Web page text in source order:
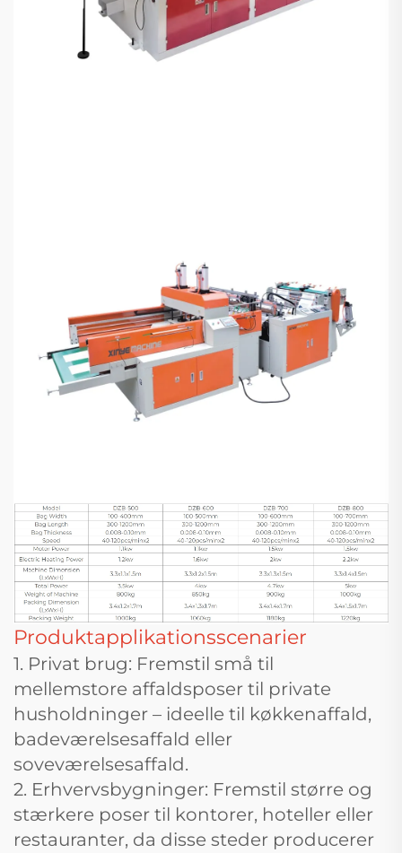
Produktapplikationsscenarier
1. Privat brug: Fremstil små til
mellemstore affaldsposer til private
husholdninger – ideelle til køkkenaffald,
badeværelsesaffald eller
soveværelsesaffald.
2. Erhvervsbygninger: Fremstil større og
stærkere poser til kontorer, hoteller eller
restauranter, da disse steder producerer